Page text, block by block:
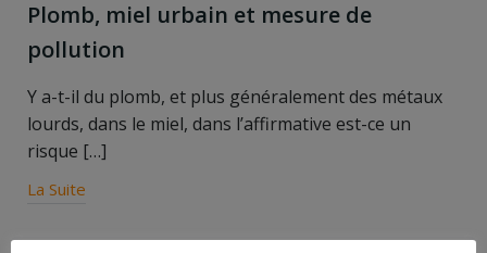
Plomb, miel urbain et mesure de
pollution
Y a-t-il du plomb, et plus généralement des métaux
lourds, dans le miel, dans l’affirmative est-ce un
risque […]
La Suite